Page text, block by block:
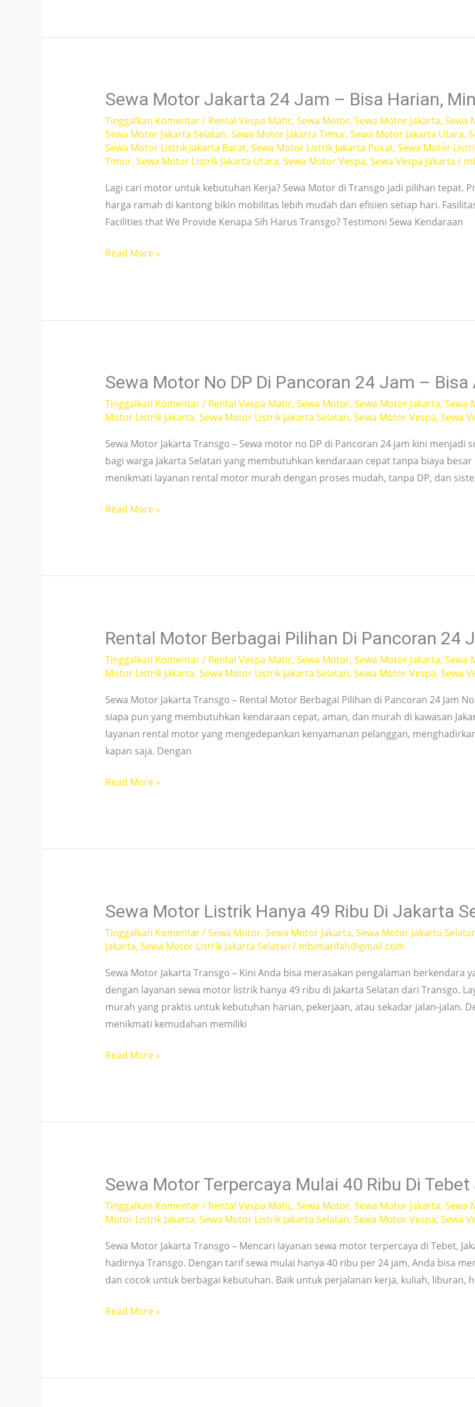
–
&
Pekerja
Sewa Motor Jakarta 24 Jam – Bisa Harian,
Tinggalkan Komentar/ Rental Vespa Matic, Sewa Motor, Sewa Motor Jakarta, Sewa
Sewa Motor Jakarta Selatan, Sewa Motor Jakarta Timur, Sewa Motor Jakarta Utara,
Sewa Motor Listrik Jakarta Barat, Sewa Motor Listrik Jakarta Pusat, Sewa Motor
Timur, Sewa Motor Listrik Jakarta Utara, Sewa Motor Vespa, Sewa Vespa Jakarta /
Lagi cari motor untuk kebutuhan Kerja? Sewa Motor di Transgo jadi pilihan tepat.
harga ramah di kantong bikin mobilitas lebih mudah dan efisien setiap hari.
Facilities that We Provide Kenapa Sih Harus Transgo? Testimoni Sewa Kendaraan
Sewa
Jam
Mingguan
&
Bulanan
Read More »
Sewa Motor No DP Di Pancoran 24 Jam –
Tinggalkan Komentar/ Rental Vespa Matic, Sewa Motor, Sewa Motor Jakarta, Sewa
Motor Listrik Jakarta, Sewa Motor Listrik Jakarta Selatan, Sewa Motor Vespa, Sewa
Sewa Motor Jakarta Transgo – Sewa motor no DP di Pancoran 24 jam kini
bagi warga Jakarta Selatan yang membutuhkan kendaraan cepat tanpa biaya
menikmati layanan rental motor murah dengan proses mudah, tanpa DP, dan
Sewa
di
–
Bisa
Antar
Jemput!
Read More »
Rental Motor Berbagai Pilihan Di Pancoran 24
Tinggalkan Komentar/ Rental Vespa Matic, Sewa Motor, Sewa Motor Jakarta, Sewa
Motor Listrik Jakarta, Sewa Motor Listrik Jakarta Selatan, Sewa Motor Vespa, Sewa
Sewa Motor Jakarta Transgo – Rental Motor Berbagai Pilihan di Pancoran 24 Jam
siapa pun yang membutuhkan kendaraan cepat, aman, dan murah di kawasan
layanan rental motor yang mengedepankan kenyamanan pelanggan,
kapan saja. Dengan
Rental
di
No
DP!
Read More »
Sewa Motor Listrik Hanya 49 Ribu Di Jakarta
Tinggalkan Komentar/Sewa Motor, Sewa Motor Jakarta, Sewa Motor Jakarta
Jakarta, Sewa Motor Listrik Jakarta Selatan / mbimarifah@gmail.com
Sewa Motor Jakarta Transgo – Kini Anda bisa merasakan pengalaman berkendara
dengan layanan sewa motor listrik hanya 49 ribu di Jakarta Selatan dari Transgo.
murah yang praktis untuk kebutuhan harian, pekerjaan, atau sekadar jalan-jalan.
menikmati kemudahan memiliki
Sewa
49
Selatan,
No
DP!
Read More »
Sewa Motor Terpercaya Mulai 40 Ribu Di
Tinggalkan Komentar/ Rental Vespa Matic, Sewa Motor, Sewa Motor Jakarta, Sewa
Motor Listrik Jakarta, Sewa Motor Listrik Jakarta Selatan, Sewa Motor Vespa, Sewa
Sewa Motor Jakarta Transgo – Mencari layanan sewa motor terpercaya di Tebet,
hadirnya Transgo. Dengan tarif sewa mulai hanya 40 ribu per 24 jam, Anda bisa
dan cocok untuk berbagai kebutuhan. Baik untuk perjalanan kerja, kuliah, liburan,
Sewa
40
Read More »